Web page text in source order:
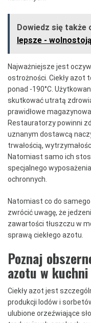
Dowiedz się także
lepsze -
Najważniejsze jest
ostrożności. Ciekły azot
ponad -190°C.
skutkować utratą
prawidłowe
Restauratorzy powinni
uznanym dostawcą
trwałością,
Natomiast samo ich
specjalnego
ochronnych.
Natomiast co do
zwrócić uwagę, że
zawartości tłuszczu w
sprawą ciekłego azotu.
Poznaj
azotu w
Ciekły azot jest
produkcji lodów i
ulubione orzeźwiające